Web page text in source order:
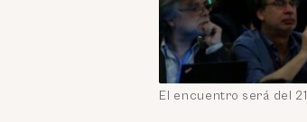
El encuentro será del